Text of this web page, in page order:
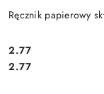
Ręcznik papierowy
Cena:
2.77
Cena:
2.77